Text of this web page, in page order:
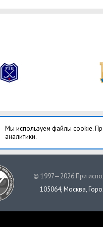
Мы используем файлы cookie.
аналитики.
© 1997—2026 При
105064, Москва,